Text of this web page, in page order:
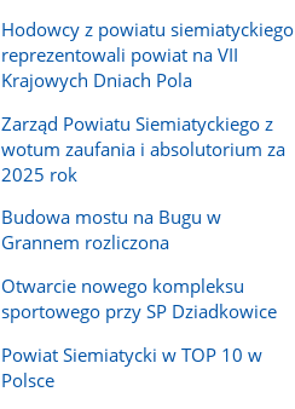
Hodowcy z powiatu siemiatyckiego
reprezentowali powiat na VII
Krajowych Dniach Pola
Zarząd Powiatu Siemiatyckiego z
wotum zaufania i absolutorium za
2025 rok
Budowa mostu na Bugu w
Grannem rozliczona
Otwarcie nowego kompleksu
sportowego przy SP Dziadkowice
Powiat Siemiatycki w TOP 10 w
Polsce